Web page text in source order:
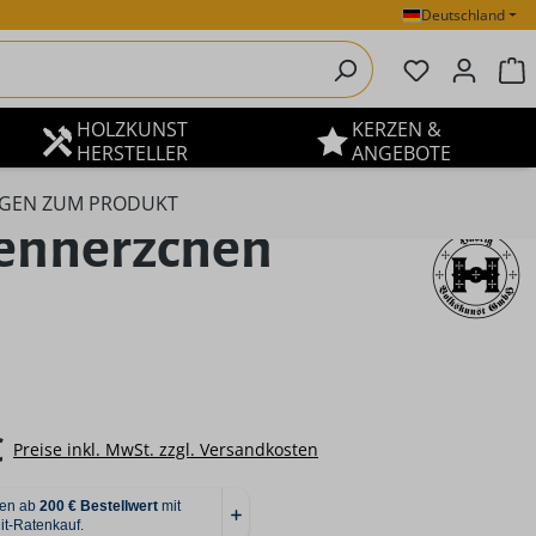
Deutschland
Du hast 0
HOLZKUNST
HERSTELLER
KERZEN &
ANGEBOTE
ZUM PRODUKT
Preise inkl. MwSt. zzgl. Versandkosten